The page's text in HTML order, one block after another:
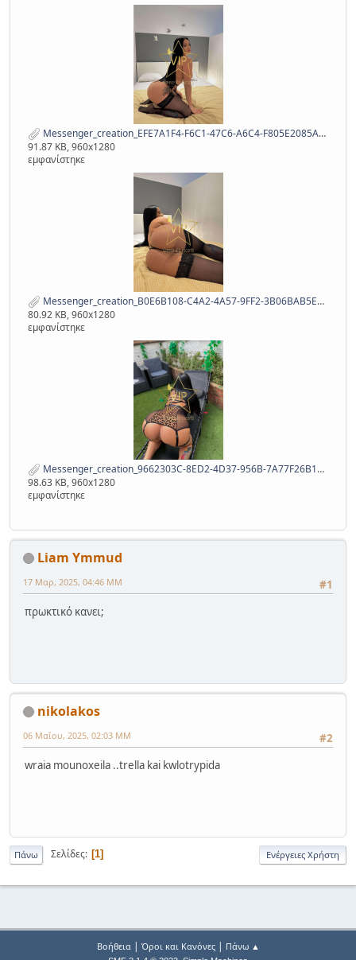
Messenger_creation_EFE7A1F4-F6C1-47C6-A6C4-F805E2085ADB.jpeg
91.87 KB, 960x1280
εμφανίστηκε
Messenger_creation_B0E6B108-C4A2-4A57-9FF2-3B06BAB5EA8C.jpeg
80.92 KB, 960x1280
εμφανίστηκε
Messenger_creation_9662303C-8ED2-4D37-956B-7A77F26B1F92.jpeg
98.63 KB, 960x1280
εμφανίστηκε
Liam Ymmud
#1
17 Μαρ, 2025, 04:46 ΜΜ
πρωκτικό κανει;
nikolakos
#2
06 Μαΐου, 2025, 02:03 ΜΜ
wraia mounoxeila ..trella kai kwlotrypida
Πάνω Σελίδες 1 Ενέργειες Χρήστη
Βοήθεια| Όροι και Κανόνες| Πάνω ▲